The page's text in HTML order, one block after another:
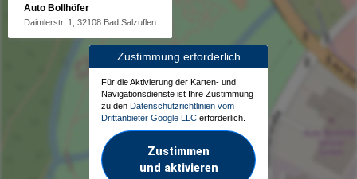
Auto Bollhöfer
Daimlerstr. 1, 32108 Bad Salzuflen
Zustimmung erforderlich
Für die Aktivierung der Karten- und
Navigationsdienste ist Ihre Zustimmung
zu den Datenschutzrichtlinien vom
Drittanbieter Google LLC erforderlich.
Zustimmen
und aktivieren